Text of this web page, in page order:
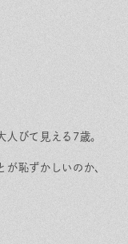
人びて見える7歳。
が恥ずかしいのか、